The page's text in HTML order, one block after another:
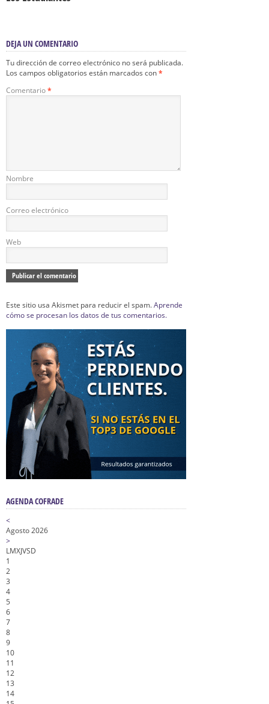
DEJA UN COMENTARIO
Tu dirección de correo electrónico no será publicada.
Los campos obligatorios están marcados con*
Comentario*
Nombre
Correo electrónico
Web
Este sitio usa Akismet para reducir el spam.Aprende
cómo se procesan los datos de tus comentarios.
AGENDA COFRADE
<
Agosto 2026
>
LMXJVSD
1
2
3
4
5
6
7
8
9
10
11
12
13
14